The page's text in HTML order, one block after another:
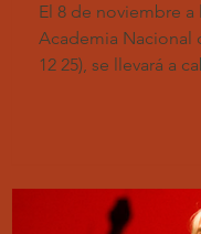
El 8 de noviembre a
Academia Nacional
12 25), se llevará a